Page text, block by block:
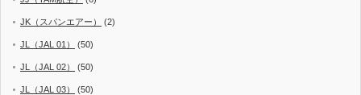
JK（スパンエアー） (2)
JL（JAL 01） (50)
JL（JAL 02） (50)
JL（JAL 03） (50)